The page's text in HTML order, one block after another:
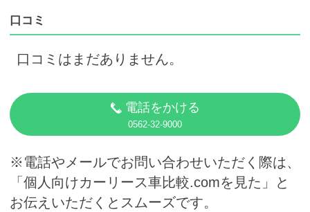
口コミ
口コミはまだありません。
電話をかける
0562-32-9000
※電話やメールでお問い合わせいただく際は、
「個人向けカーリース車比較.comを見た」と
お伝えいただくとスムーズです。